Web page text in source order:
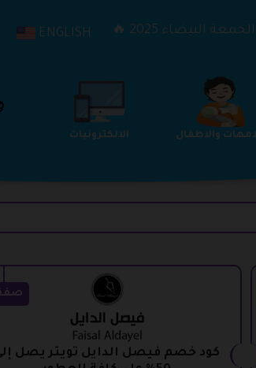
البيضاء 2025 🔥 ENGLISH
الامهات والاطفال الترفيه
كود خصم فيصل الدايل تويتر يصل